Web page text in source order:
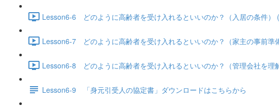
Lesson6-6 どのように高齢者を受け入れるといいのか？（入居の条件）
Lesson6-7 どのように高齢者を受け入れるといいのか？（家主の事前準
Lesson6-8 どのように高齢者を受け入れるといいのか？（管理会社を理
Lesson6-9 「身元引受人の協定書」ダウンロードはこちらから